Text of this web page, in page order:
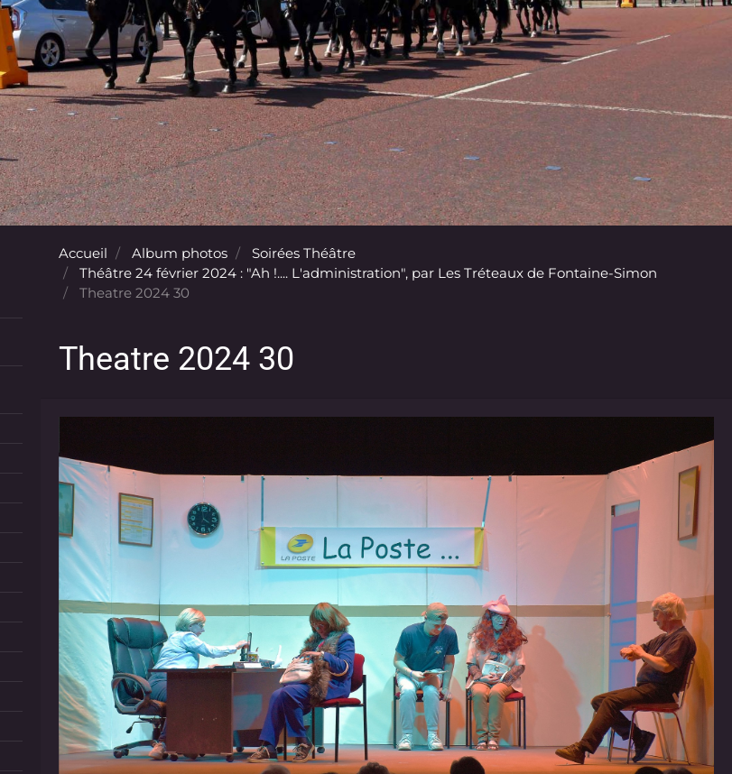
Accueil Album photos
Soirées Théâtre
Théâtre 24 février 2024 : "Ah !.... L'administration", par Les Tréteaux de Fontaine-Simon
Theatre 2024 30
Theatre 2024 30